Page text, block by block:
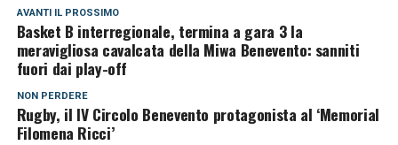
AVANTI IL ​​PROSSIMO
Basket B interregionale, termina a gara 3 la
meravigliosa cavalcata della Miwa Benevento: sanniti
fuori dai play-off
NON PERDERE
Rugby, il IV Circolo Benevento protagonista al ‘Memorial
Filomena Ricci’